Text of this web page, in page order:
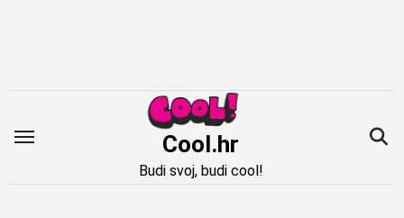
Cool.hr
Budi svoj, budi cool!